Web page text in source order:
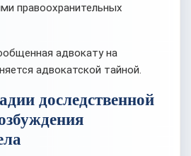
правоохранительных
адвокату на
адвокатской тайной.
доследственной